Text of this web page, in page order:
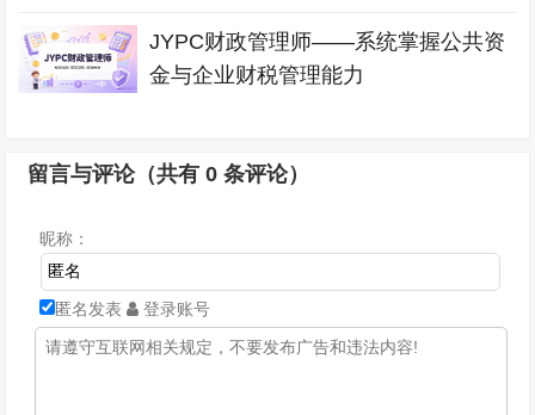
JYPC财政管理师——系统掌握公共资
金与企业财税管理能力
留言与评论（共有0 条评论）
昵称：
匿名发表 登录账号